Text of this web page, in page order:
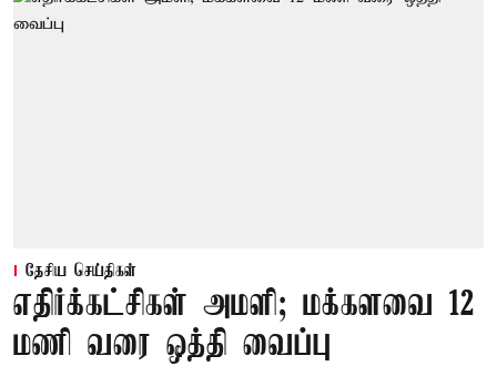
தேசிய செய்திகள்
எதிர்க்கட்சிகள் அமளி; மக்களவை 12
மணி வரை ஒத்தி வைப்பு